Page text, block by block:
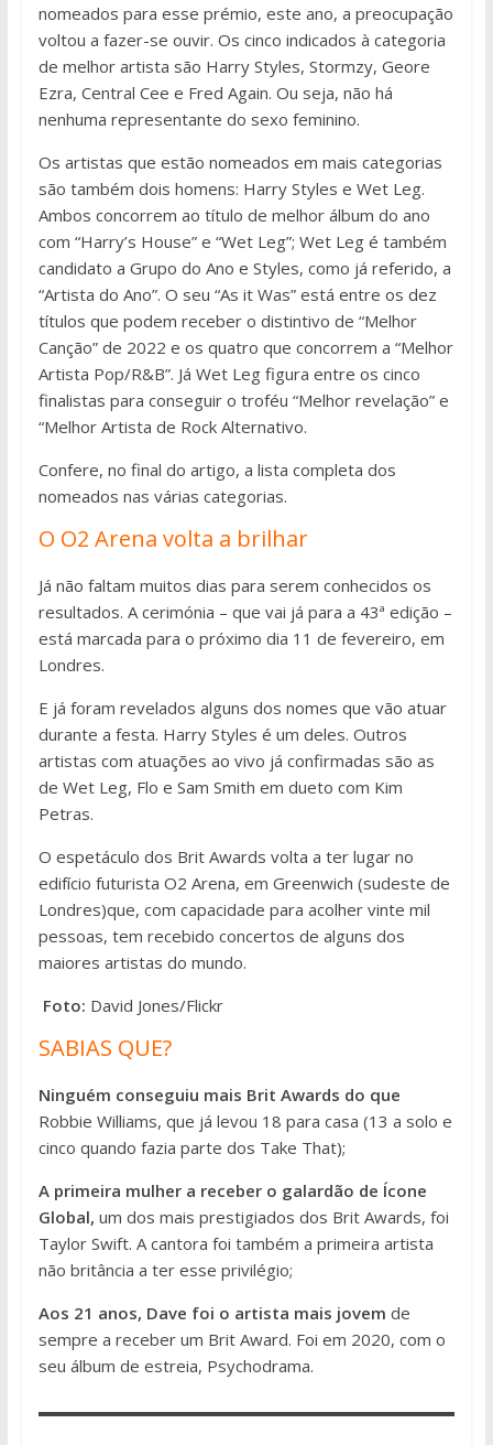
nomeados para esse prémio, este ano, a preocupação
voltou a fazer-se ouvir. Os cinco indicados à categoria
de melhor artista são Harry Styles, Stormzy, Geore
Ezra, Central Cee e Fred Again. Ou seja, não há
nenhuma representante do sexo feminino.
Os artistas que estão nomeados em mais categorias
são também dois homens: Harry Styles e Wet Leg.
Ambos concorrem ao título de melhor álbum do ano
com “Harry’s House” e “Wet Leg”; Wet Leg é também
candidato a Grupo do Ano e Styles, como já referido, a
“Artista do Ano”. O seu “As it Was” está entre os dez
títulos que podem receber o distintivo de “Melhor
Canção” de 2022 e os quatro que concorrem a “Melhor
Artista Pop/R&B”. Já Wet Leg figura entre os cinco
finalistas para conseguir o troféu “Melhor revelação” e
“Melhor Artista de Rock Alternativo.
Confere, no final do artigo, a lista completa dos
nomeados nas várias categorias.
O O2 Arena volta a brilhar
Já não faltam muitos dias para serem conhecidos os
resultados. A cerimónia – que vai já para a 43ª edição –
está marcada para o próximo dia 11 de fevereiro, em
Londres.
E já foram revelados alguns dos nomes que vão atuar
durante a festa. Harry Styles é um deles. Outros
artistas com atuações ao vivo já confirmadas são as
de Wet Leg, Flo e Sam Smith em dueto com Kim
Petras.
O espetáculo dos Brit Awards volta a ter lugar no
edifício futurista O2 Arena, em Greenwich (sudeste de
Londres)que, com capacidade para acolher vinte mil
pessoas, tem recebido concertos de alguns dos
maiores artistas do mundo.
Foto: David Jones/Flickr
SABIAS QUE?
Ninguém conseguiu mais Brit Awards do que
Robbie Williams, que já levou 18 para casa (13 a solo e
cinco quando fazia parte dos Take That);
A primeira mulher a receber o galardão de Ícone
Global, um dos mais prestigiados dos Brit Awards, foi
Taylor Swift. A cantora foi também a primeira artista
não britância a ter esse privilégio;
Aos 21 anos, Dave foi o artista mais jovem de
sempre a receber um Brit Award. Foi em 2020, com o
seu álbum de estreia, Psychodrama.